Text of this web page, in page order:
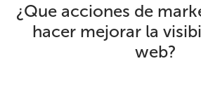
¿Que acciones de
hacer mejorar la
web?